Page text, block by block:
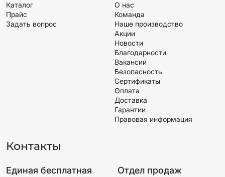
Каталог
Прайс
Задать вопрос
О нас
Команда
Наше производство
Акции
Новости
Благодарности
Вакансии
Безопасность
Сертификаты
Оплата
Доставка
Гарантии
Правовая информация
Контакты
Единая бесплатная
Отдел продаж